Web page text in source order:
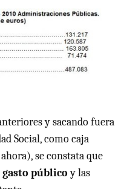
y sacando fuera
Social, como caja
se constata que
públicoy las